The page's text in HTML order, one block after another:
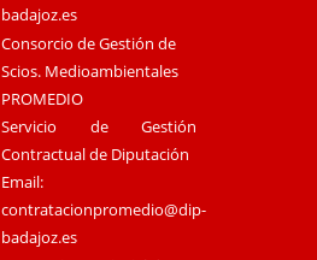
badajoz.es
Consorcio de Gestión de
Scios. Medioambientales
PROMEDIO
Servicio de Gestión
Contractual de Diputación
Email:
contratacionpromedio@dip-
badajoz.es